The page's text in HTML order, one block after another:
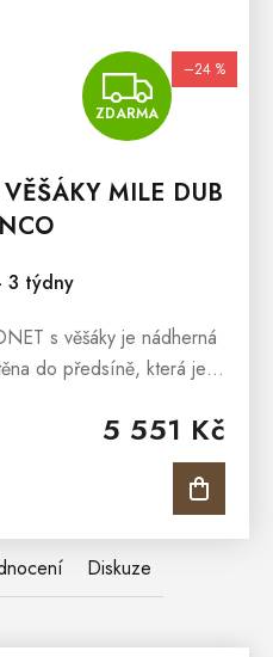
ZDARMA
–24 %
MILE DUB
3 týdny
5 551 Kč
s věšáky je nádherná
do předsíně, která je
a olejem...
Diskuze